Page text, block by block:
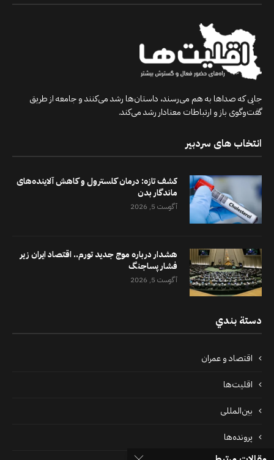
جایی که صداها به هم می‌رسند، داستان‌ها رشد می‌کنند و جامعه از طریق
گفت‌وگوی باز و ارتباطات معنادار رشد می‌کند.
انتخاب های سردبیر
کشف تازه: درمان کلسترول و کاهش آلاینده‌های
ماندگار بدن
آگوست 5, 2026
هشدار درباره موج جدید تورم.. اقتصاد ایران زیر
فشار پساجنگ
آگوست 5, 2026
دستة بندي
اقتصاد و عمران
اقلیت‌ها
بین‌المللی
پرونده‌ها